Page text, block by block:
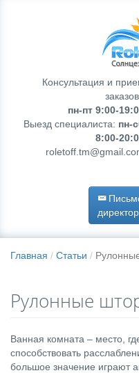
Консультация и
пн-пт 9:00-
Выезд специалиста: пн-
8:00-
Главная Статьи
Рулонные
Ванная комната – место,
способствовать
большое значение играют